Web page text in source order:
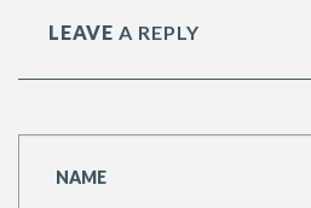
LEAVE A REPLY